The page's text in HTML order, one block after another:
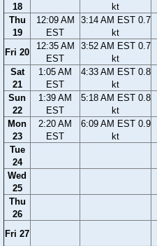
18
kt
Thu
19
12:09 AM
EST
3:14 AM EST 0.7
kt
Fri 20
12:35 AM
EST
3:52 AM EST 0.7
kt
Sat
21
1:05 AM
EST
4:33 AM EST 0.8
kt
Sun
22
1:39 AM
EST
5:18 AM EST 0.8
kt
Mon
23
2:20 AM
EST
6:09 AM EST 0.9
kt
Tue
24
Wed
25
Thu
26
Fri 27